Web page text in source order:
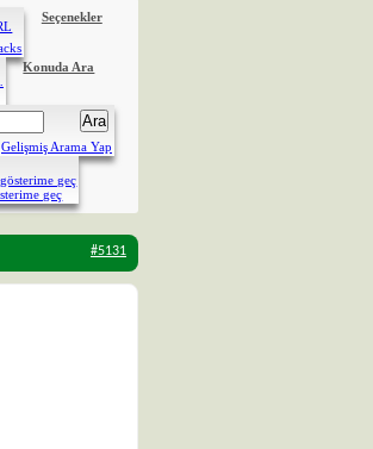
Seçenekler
Konuda Ara
Gelişmiş Arama Yap
geç
geç
#5131